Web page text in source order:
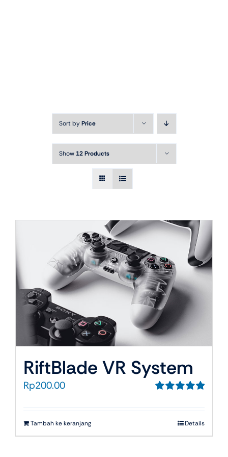
Sort byPrice
Show 12 Products
RiftBlade VR System
Rp200.00
Tambah ke keranjang Details